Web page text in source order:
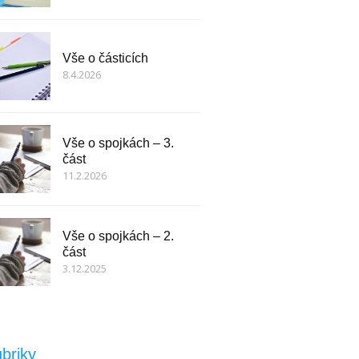
Vše o částicích
8.4.2026
Vše o spojkách – 3.
část
11.2.2026
Vše o spojkách – 2.
část
3.12.2025